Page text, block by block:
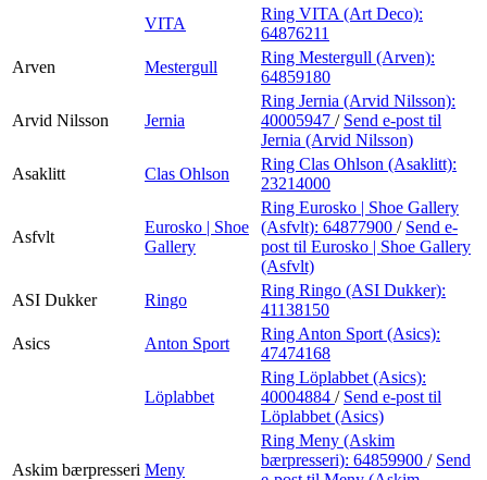
VITA
Ring VITA (Art Deco):
64876211
Arven
Mestergull
Ring Mestergull (Arven):
64859180
Arvid Nilsson Jernia
Ring Jernia (Arvid Nilsson):
40005947 / Send e-post til
Jernia (Arvid Nilsson)
Asaklitt
Clas Ohlson
Ring Clas Ohlson (Asaklitt):
23214000
Asfvlt
Eurosko | Shoe
Gallery
Ring Eurosko | Shoe Gallery
(Asfvlt): 64877900 / Send e-
post til Eurosko | Shoe Gallery
(Asfvlt)
ASI Dukker
Ringo
Ring Ringo (ASI Dukker):
41138150
Asics
Anton Sport
Ring Anton Sport (Asics):
47474168
Löplabbet
Ring Löplabbet (Asics):
40004884 / Send e-post til
Löplabbet (Asics)
Askim bærpresseri Meny
Ring Meny (Askim
bærpresseri): 64859900 / Send